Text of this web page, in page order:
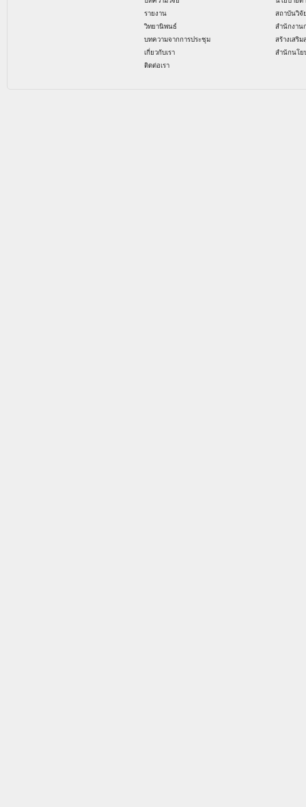
รายงาน
วิทยานิพนธ์
บทความจากการประชุม
เกี่ยวกับเรา
ติดต่อเรา
สถาบันวิจั
สำนักงาน
สร้างเสริ
สำนักนโย